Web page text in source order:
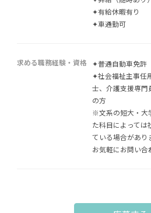
✦有給休暇有り
✦車通勤可
求める職務経験・資格
✦普通自動車免許
✦社会福祉主事任
士、介護支援専門
の方
※文系の短大・大
た科目によっては
ている場合があり
お気軽にお問い合